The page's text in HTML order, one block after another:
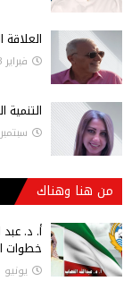
العلاقة
فبراير 23, 2026
سبتمبر 05, 2025
من هنا وهناك
أ‌. د.
خطوات
يونيو 11, 2023